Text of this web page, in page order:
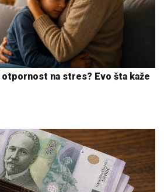
otpornost na stres? Evo šta kaže